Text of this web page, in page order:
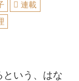
連載
という、はな